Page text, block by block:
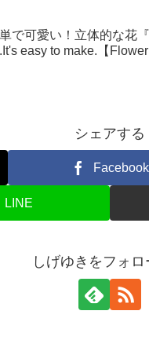
で可愛い！立体的な花
easy to make.【Flower
シェアする
Facebook
LINE
しげゆきをフォロ